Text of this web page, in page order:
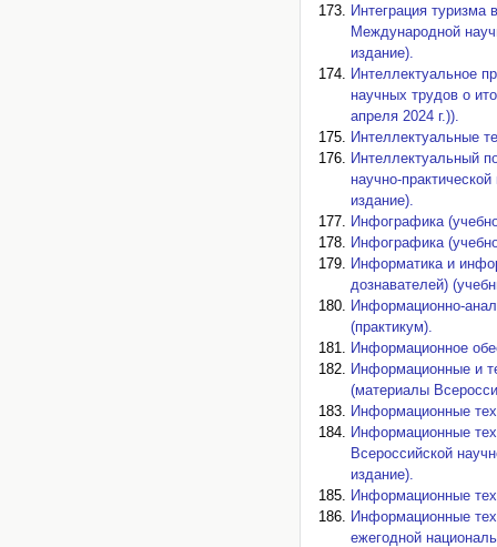
Интеграция туризма
Международной
издание).
Интеллектуальное
научных трудов о
апреля 2024 г.)).
Интеллектуальные
Интеллектуальный
научно-
издание).
Инфографика
Инфографика
Информатика и
дознавателей)
Информационно-
(практикум).
Информационное
Информационные и
(материалы
Информационные
Информационные
Всероссийской
издание).
Информационные
Информационные
ежегодной